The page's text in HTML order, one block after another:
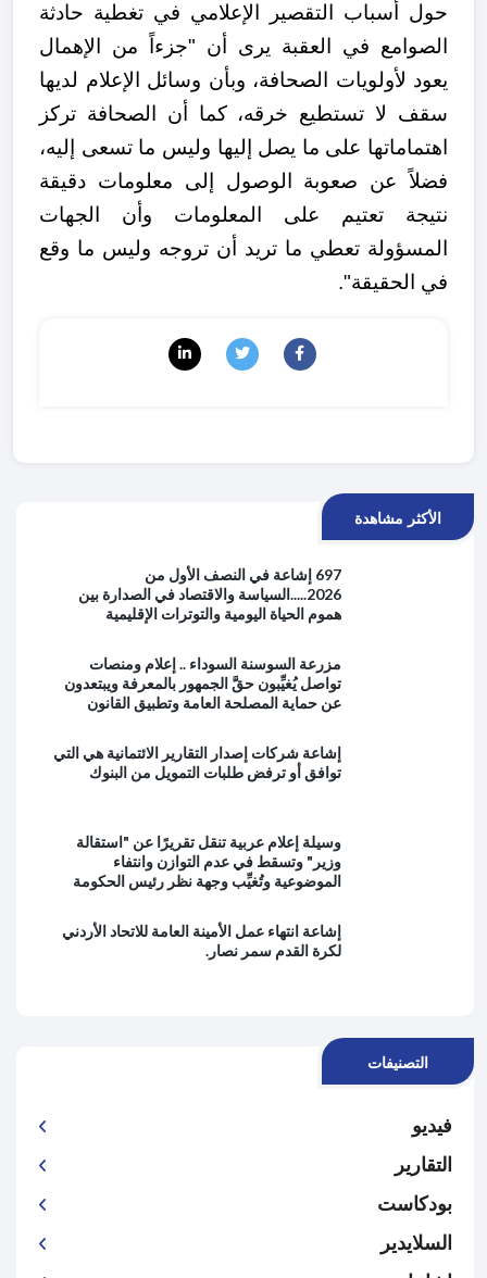
حول أسباب التقصير الإعلامي في تغطية حادثة
الصوامع في العقبة يرى أن "جزءاً من الإهمال
يعود لأولويات الصحافة، وبأن وسائل الإعلام لديها
سقف لا تستطيع خرقه، كما أن الصحافة تركز
اهتماماتها على ما يصل إليها وليس ما تسعى إليه،
فضلاً عن صعوبة الوصول إلى معلومات دقيقة
نتيجة تعتيم على المعلومات وأن الجهات
المسؤولة تعطي ما تريد أن تروجه وليس ما وقع
في الحقيقة".
الأكثر مشاهدة
697 إشاعة في النصف الأول من
2026.....السياسة والاقتصاد في الصدارة بين
هموم الحياة اليومية والتوترات الإقليمية
مزرعة السوسنة السوداء .. إعلام ومنصات
تواصل يُغيِّبون حقَّ الجمهور بالمعرفة ويبتعدون
عن حماية المصلحة العامة وتطبيق القانون
إشاعة شركات إصدار التقارير الائتمانية هي التي
توافق أو ترفض طلبات التمويل من البنوك
وسيلة إعلام عربية تنقل تقريرًا عن "استقالة
وزير" وتسقط في عدم التوازن وانتفاء
الموضوعية وتُغيِّب وجهة نظر رئيس الحكومة
إشاعة انتهاء عمل الأمينة العامة للاتحاد الأردني
لكرة القدم سمر نصار.
التصنيفات
فيديو
التقارير
بودكاست
السلايدير